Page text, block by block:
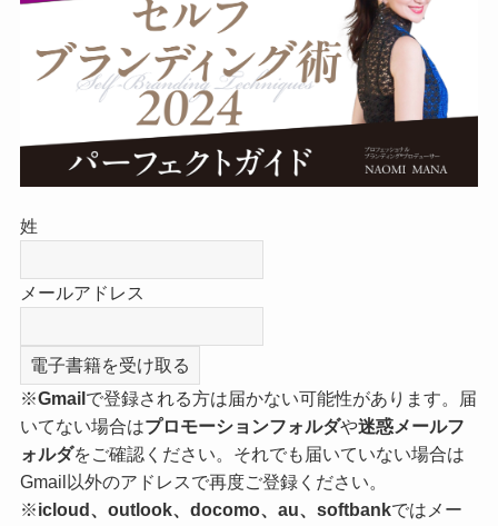
姓
メールアドレス
※Gmail で登録される方は届かない可能性があります。届
いてない場合はプロモーションフォルダや迷惑メールフ
ォルダをご確認ください。それでも届いていない場合は
Gmail以外のアドレスで再度ご登録ください。
※icloud、outlook、docomo、au、softbankではメー